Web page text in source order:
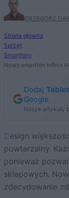
GRZEGORZ
Strona główna
Sprzęt
Smartfony
Nowy smartfon Infinix
Dodaj
Google
Nasze artykuły
Design większości smartfonów jest nudny, bo
powtarzalny.
ponieważ
sklepowych.
zdecydowanie